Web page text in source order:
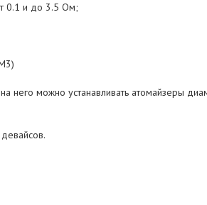
0.1 и до 3.5 Ом;
него можно устанавливать атомайзеры